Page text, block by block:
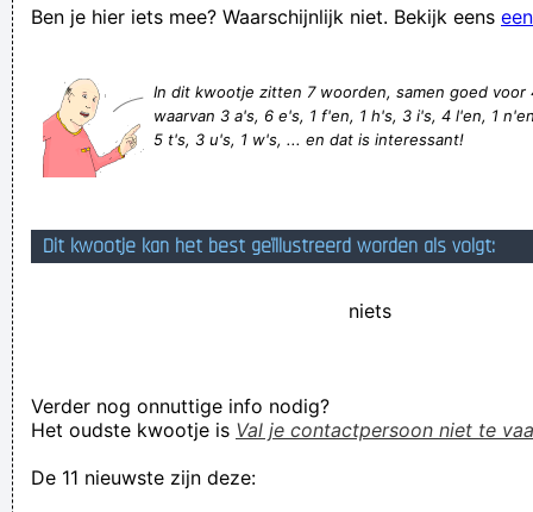
Jajaja, alle mogelijke onderwerpen passeren weer de revue,
gerept!
Wilt u ontbijt op bed? Ga in de keuken slapen.
Verknoei je tijd op een nuttige manier!
Ben je hier iets mee? Waarschijnlijk niet. Bekijk eens
In dit kwootje zitten 7 woorden, samen goed
waarvan 3 a's, 6 e's, 1 f'en, 1 h's, 3 i's, 4 l'en, 1
5 t's, 3 u's, 1 w's, ... en dat is interessant!
Dit kwootje kan het best geïllustreerd worden als volgt:
niets
Verder nog onnuttige info nodig?
Het oudste kwootje is Val je contactpersoon niet te
De 11 nieuwste zijn deze: